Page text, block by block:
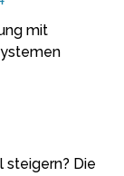
mit
steigern? Die